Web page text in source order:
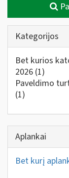
Kategorijos
Bet kurios
2026 (1)
Paveldimo
(1)
Aplankai
Bet kurį